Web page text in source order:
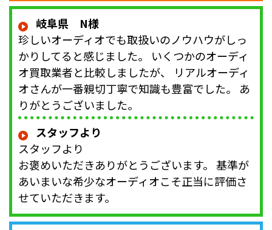
岐阜県 N様
珍しいオーディオでも取扱いのノウハウがしっ
かりしてると感じました。 いくつかのオーディ
オ買取業者と比較しましたが、 リアルオーディ
オさんが一番親切丁寧で知識も豊富でした。 あ
りがとうございました。
スタッフより
スタッフより
お褒めいただきありがとうございます。 基準が
あいまいな希少なオーディオこそ正当に評価さ
せていただきます。